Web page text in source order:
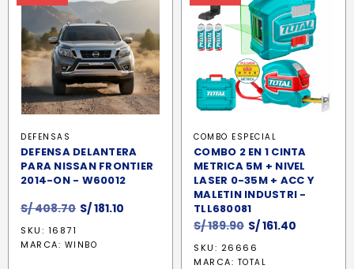
DEFENSAS
DEFENSA DELANTERA
PARA NISSAN FRONTIER
2014-ON - W60012
S/408.70 El
original
S/181.10
SKU: 16871
MARCA: WINBO
COMBO ESPECIAL
COMBO 2 EN 1 CINTA
METRICA 5M + NIVEL
LASER 0-35M + ACC Y
MALETIN INDUSTRI -
TLL680081
S/189.90 El
precio
original
S/161.40
SKU: 26666
MARCA: TOTAL